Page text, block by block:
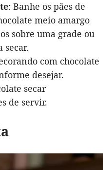
: Banhe os pães de
meio amargo
sobre uma grade ou
secar.
com chocolate
desejar.
secar
de servir.